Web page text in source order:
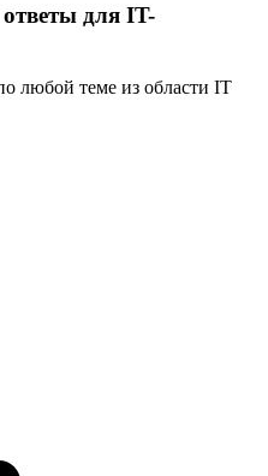
для IT-
любой теме из области IT